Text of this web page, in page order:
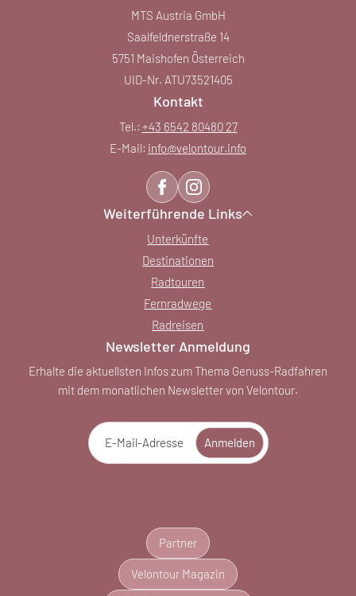
MTS Austria GmbH
Saalfeldnerstraße 14
5751 Maishofen Österreich
UID-Nr. ATU73521405
Kontakt
Tel.: +43 6542 80480 27
E-Mail: info@velontour.info
Weiterführende Links
Unterkünfte
Destinationen
Radtouren
Fernradwege
Radreisen
Newsletter Anmeldung
Erhalte die aktuellsten Infos zum Thema Genuss-Radfahren
mit dem monatlichen Newsletter von Velontour.
E-Mail-Adresse Anmelden
Partner
Velontour Magazin